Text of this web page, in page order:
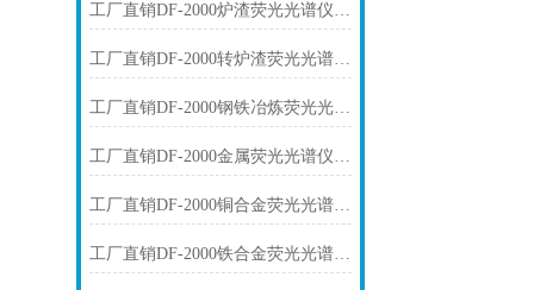
工厂直销DF-2000炉渣荧光光谱仪技术参数
工厂直销DF-2000转炉渣荧光光谱仪技术参数
工厂直销DF-2000钢铁冶炼荧光光谱仪技术参数
工厂直销DF-2000金属荧光光谱仪技术参数
工厂直销DF-2000铜合金荧光光谱仪技术参数
工厂直销DF-2000铁合金荧光光谱仪技术参数